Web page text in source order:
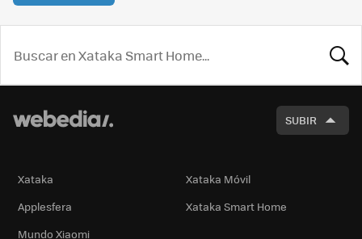
SUBIR
Xataka
Xataka Móvil
Applesfera
Xataka Smart Home
Mundo Xiaomi